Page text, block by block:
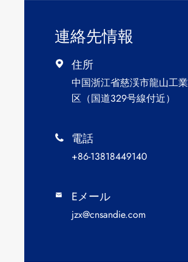
連絡先情報
 住所
中国浙江省慈渓市龍山工業
区（国道329号線付近）
 電話
+86-13818449140
 Eメール
jzx@cnsandie.com